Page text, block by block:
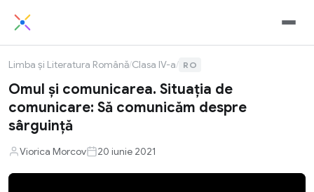
Limba și Literatura Română/Clasa IV-a/ RO
Omul și comunicarea. Situația de
comunicare: Să comunicăm despre
sârguinţă
Viorica Morcov 20 iunie 2021